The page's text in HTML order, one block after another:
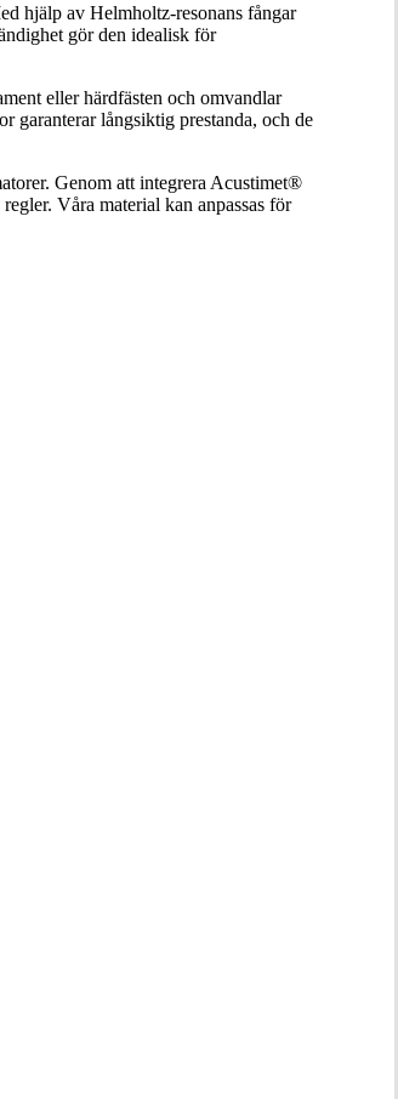
hjälp av Helmholtz-resonans fångar
gör den idealisk för
eller härdfästen och omvandlar
garanterar långsiktig prestanda, och de
Genom att integrera Acustimet®
Våra material kan anpassas för